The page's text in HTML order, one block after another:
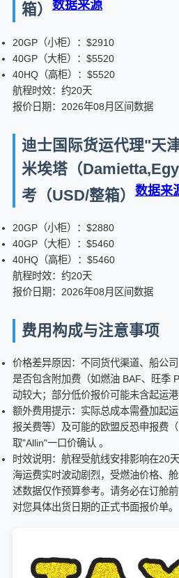
箱）
数据来源
20GP（小柜）：$2910
40GP（大柜）：$5520
40HQ（高柜）：$5520
航程时效：约20天
报价日期：2026年08月区间数据
迪士国际货运代理"天
米埃塔（
考（USD/整箱）
数据来
20GP（小柜）：$2880
40GP（大柜）：$5460
40HQ（高柜）：$5460
航程时效：约20天
报价日期：2026年08月区间数据
费用构成与注意事项
价格差异原因：不同货代渠道、船公
是否包含附加费（如燃油 BAF、旺季
动较大；部分低价报价可能未含起运
额外费用提示：实际总成本需叠加起
报关费等）及可能的欧盟反恐申报费
取"Allin"一口价确认 。
时效说明：航程受航线安排影响在20天
海运费实时波动剧烈，受燃油价格、
述数据仅作预算参考。请务必在订舱
对您具体出货日期的正式书面报价单。